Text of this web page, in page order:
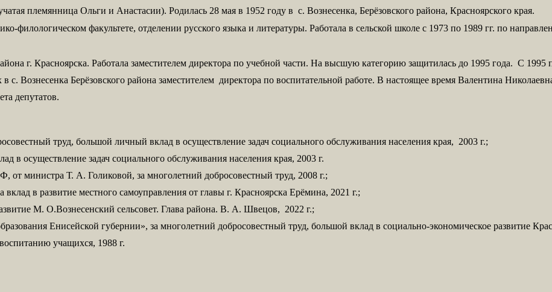
племянница Ольги и Анастасии). Родилась 28 мая в 1952 году в с. Вознесенка, Берёзовского района, Красноярского края.
факультете, отделении русского языка и литературы. Работала в сельской школе с 1973 по 1989 гг. по
г. Красноярска. Работала заместителем директора по учебной части. На высшую категорию защитилась до 1995 года. С 1995
Вознесенка Берёзовского района заместителем директора по воспитательной работе. В настоящее время Валентина
депутатов.
труд, большой личный вклад в осуществление задач социального обслуживания населения края, 2003 г.;
в осуществление задач социального обслуживания населения края, 2003 г.
от министра Т. А. Голиковой, за многолетний добросовестный труд, 2008 г.;
в развитие местного самоуправления от главы г. Красноярска Ерёмина, 2021 г.;
М. О.Вознесенский сельсовет. Глава района. В. А. Швецов, 2022 г.;
Енисейской губернии», за многолетний добросовестный труд, большой вклад в социально-экономическое развитие
учащихся, 1988 г.